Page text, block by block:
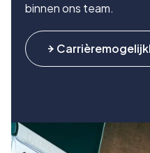
binnen ons team.